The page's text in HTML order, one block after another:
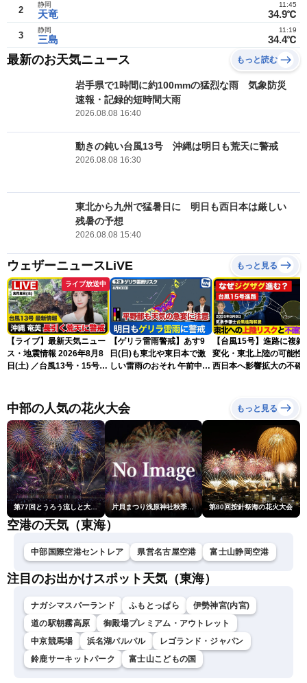
2 天竜
静岡
34.9℃
11:45
3 三島
静岡
34.4℃
11:19
最新のお天気ニュース もっと読む
岩手県で1時間に約100mmの猛烈な雨 気象防災
速報・記録的短時間大雨
2026.08.08 16:40
動きの鈍い台風13号 沖縄は明日も荒天に警戒
2026.08.08 16:30
東北から九州で猛暑日に 明日も西日本は厳しい
残暑の予想
2026.08.08 15:40
ウェザーニュースLiVE もっと見る
ライブ放送中
【ライブ】最新天気ニュー
ス・地震情報 2026年8月8
日(土) ／台風13号・15号
ーニュースLiVEムーン・戸
北美月／芳野達郎〉
【ゲリラ雷雨警戒】あす9
日(日)も東北や東日本で激
しい雷雨のおそれ 午前中か
【台風15号】進路に複雑
変化・東北上陸の可能性
西日本へ影響拡大の不確
中部の人気の花火大会 もっと見る
片貝まつり浅原神社秋季例大祭奉納大煙火 第80回按針祭海の花火大会
空港の天気（東海）
中部国際空港セントレア 県営名古屋空港 富士山静岡空港
注目のお出かけスポット天気（東海）
ナガシマスパーランド ふもとっぱら
伊勢神宮(内宮)
道の駅朝霧高原
御殿場プレミアム・アウトレット
中京競馬場
浜名湖パルパル
レゴランド・ジャパン
鈴鹿サーキットパーク
富士山こどもの国